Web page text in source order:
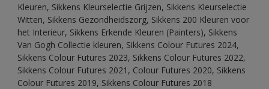
Kleuren, Sikkens Kleurselectie Grijzen, Sikkens Kleurselectie
Witten, Sikkens Gezondheidszorg, Sikkens 200 Kleuren voor
het Interieur, Sikkens Erkende Kleuren (Painters), Sikkens
Van Gogh Collectie kleuren, Sikkens Colour Futures 2024,
Sikkens Colour Futures 2023, Sikkens Colour Futures 2022,
Sikkens Colour Futures 2021, Colour Futures 2020, Sikkens
Colour Futures 2019, Sikkens Colour Futures 2018